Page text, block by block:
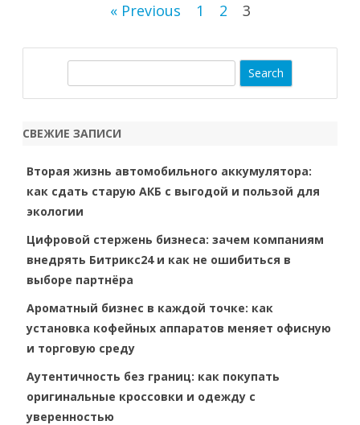
записям
« Previous 1 2 3
r
h
СВЕЖИЕ ЗАПИСИ
Вторая жизнь автомобильного аккумулятора:
как сдать старую АКБ с выгодой и пользой для
экологии
Цифровой стержень бизнеса: зачем компаниям
внедрять Битрикс24 и как не ошибиться в
выборе партнёра
Ароматный бизнес в каждой точке: как
установка кофейных аппаратов меняет офисную
и торговую среду
Аутентичность без границ: как покупать
оригинальные кроссовки и одежду с
уверенностью